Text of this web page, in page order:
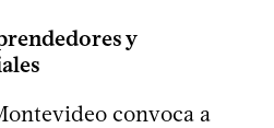
y
convoca a